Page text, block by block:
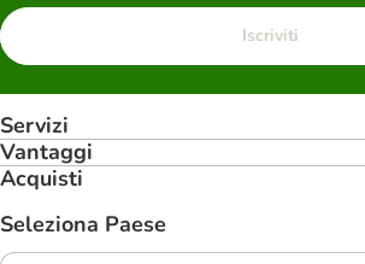
Iscriviti
Servizi
Vantaggi
Acquisti
Seleziona Paese